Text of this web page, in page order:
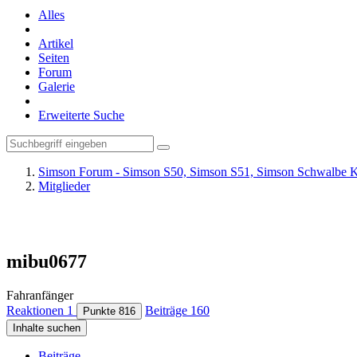
Alles
Artikel
Seiten
Forum
Galerie
Erweiterte Suche
Simson Forum - Simson S50, Simson S51, Simson Schwalbe
Mitglieder
mibu0677
Fahranfänger
Reaktionen 1 Punkte 816 Beiträge 160
Inhalte suchen